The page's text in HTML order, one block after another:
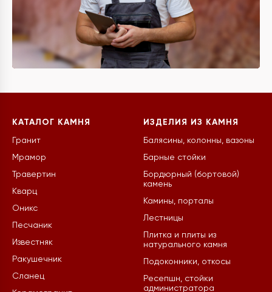
КАТАЛОГ КАМНЯ
Гранит
Мрамор
Травертин
Кварц
Оникс
Песчаник
Известняк
Ракушечник
Сланец
ИЗДЕЛИЯ ИЗ КАМНЯ
Балясины, колонны, вазоны
Барные стойки
Бордюрный (бортовой)
камень
Камины, порталы
Лестницы
Плитка и плиты из
натурального камня
Подоконники, откосы
Ресепшн, стойки
администратора